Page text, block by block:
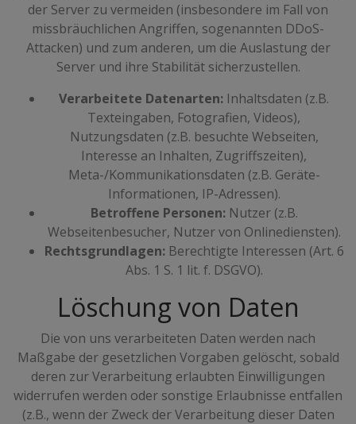
der Server zu vermeiden (insbesondere im Fall von
missbräuchlichen Angriffen, sogenannten DDoS-
Attacken) und zum anderen, um die Auslastung der
Server und ihre Stabilität sicherzustellen.
Verarbeitete Datenarten: Inhaltsdaten (z.B.
Texteingaben, Fotografien, Videos),
Nutzungsdaten (z.B. besuchte Webseiten,
Interesse an Inhalten, Zugriffszeiten),
Meta-/Kommunikationsdaten (z.B. Geräte-
Informationen, IP-Adressen).
Betroffene Personen:Nutzer (z.B.
Webseitenbesucher, Nutzer von Onlinediensten).
Rechtsgrundlagen:Berechtigte Interessen (Art. 6
Abs. 1 S. 1 lit. f. DSGVO).
Löschung von Daten
Die von uns verarbeiteten Daten werden nach
Maßgabe der gesetzlichen Vorgaben gelöscht, sobald
deren zur Verarbeitung erlaubten Einwilligungen
widerrufen werden oder sonstige Erlaubnisse entfallen
(z.B., wenn der Zweck der Verarbeitung dieser Daten